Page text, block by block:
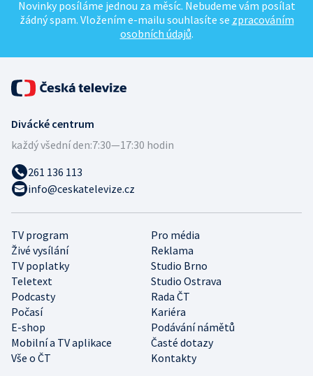
Novinky posíláme jednou za měsíc. Nebudeme vám posílat
žádný spam. Vložením e-mailu souhlasíte se zpracováním
osobních údajů.